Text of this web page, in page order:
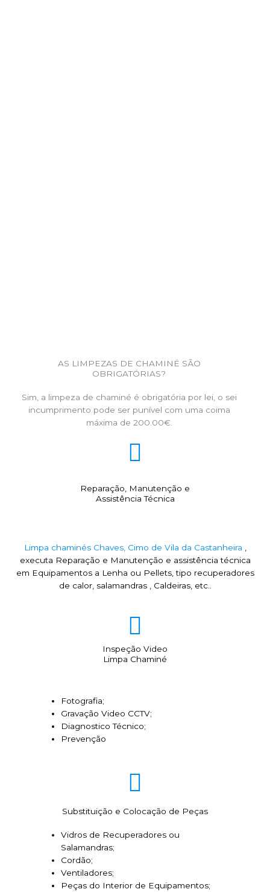
AS LIMPEZAS DE CHAMINÉ SÃO
OBRIGATÓRIAS?
Sim, a limpeza de chaminé é obrigatória por lei, o sei
incumprimento pode ser punível com uma coima
máxima de 200.00€.
Reparação, Manutenção e
Assistência Técnica
Limpa chaminés Chaves, Cimo de Vila da Castanheira ,
executa Reparação e Manutenção e assistência técnica
em Equipamentos a Lenha ou Pellets, tipo recuperadores
de calor, salamandras , Caldeiras, etc..
Inspeção Video
Limpa Chaminé
Fotografia;
Gravação Video CCTV;
Diagnostico Técnico;
Prevenção
Substituição e Colocação de Peças
Vidros de Recuperadores ou
Salamandras;
Cordão;
Ventiladores;
Peças do Interior de Equipamentos;